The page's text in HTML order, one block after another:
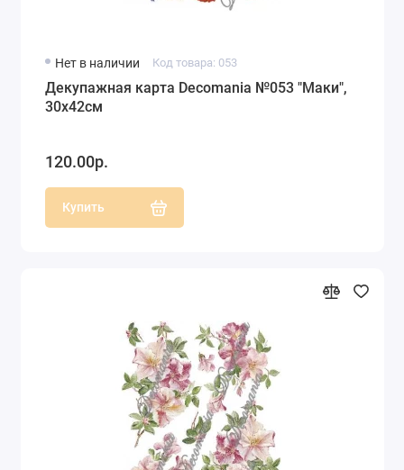
Нет в наличии Код товара: 053
Декупажная карта Decomania №053 "Маки",
30х42см
120.00р.
Купить